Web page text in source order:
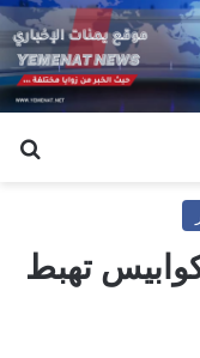
كوابيس تهبط